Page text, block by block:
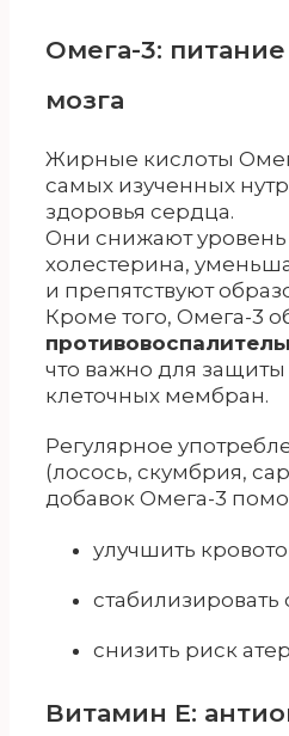
Омега-3:
мозга
Жирные кислоты
самых изученных
здоровья сердца.
Они снижают уровень
холестерина,
и препятствуют
Кроме того, Омега-3
что важно для защиты
клеточных мембран.
Регулярное
(лосось, скумбрия,
добавок Омега-3
улучшить
снизить риск
Витамин Е: